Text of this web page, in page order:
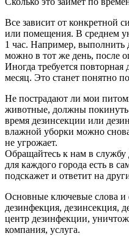
Все зависит от конкретной
или помещения. В среднем
1 час. Например, выполнить
можно в тот же день, после
Иногда требуется
месяц. Это станет понятно
Не пострадают ли мои
животные, должны
время дезинсекции или
влажной уборки можно
не угрожает.
Обращайтесь к нам в
для каждого города есть в
подскажет и ответит на
Основные ключевые слова и
дезинфекция, дезинсекция,
центр дезинфекции,
компания, услуга.